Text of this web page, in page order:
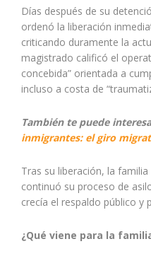
Días después de su
ordenó la liberación
criticando duramente la
magistrado calificó el
concebida” orientada a
incluso a costa de
También te puede
inmigrantes: el giro
Tras su liberación, la
continuó su proceso de
crecía el respaldo público y
¿Qué viene para la